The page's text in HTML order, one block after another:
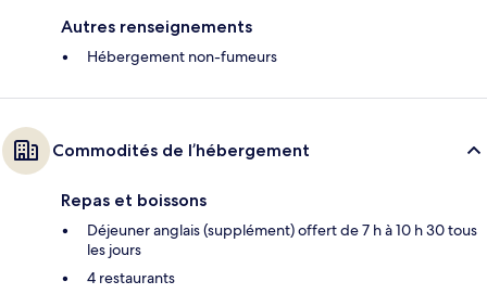
Autres renseignements
Hébergement non-fumeurs
Commodités de l’hébergement
Repas et boissons
Déjeuner anglais (supplément) offert de 7 h à 10 h 30 tous
les jours
4 restaurants